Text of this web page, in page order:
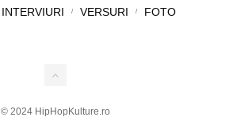
© 2024 HipHopKulture.ro
INTERVIURI VERSURI
FOTO